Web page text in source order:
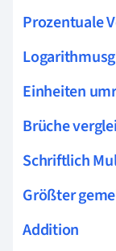
Prozentuale
Einheiten
Brüche
Schriftlich
Größter
Addition